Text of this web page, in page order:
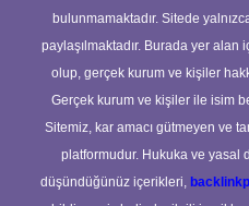
bulunmamaktadır. Sitede
paylaşılmaktadır. Burada yer alan
olup, gerçek kurum ve kişiler
Gerçek kurum ve kişiler ile isim
Sitemiz, kar amacı gütmeyen ve
platformudur. Hukuka ve yasal
düşündüğünüz içerikleri,